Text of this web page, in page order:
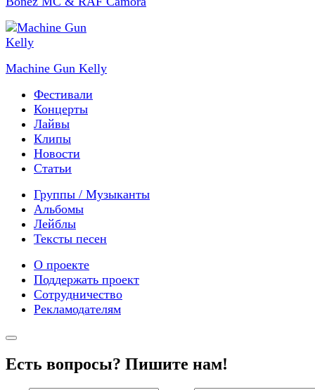
Machine Gun Kelly
Фестивали
Концерты
Лайвы
Клипы
Новости
Статьи
Группы / Музыканты
Альбомы
Лейблы
Тексты песен
О проекте
Поддержать проект
Сотрудничество
Рекламодателям
Есть вопросы? Пишите нам!